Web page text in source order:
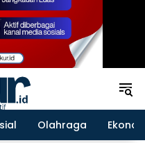
Olahraga